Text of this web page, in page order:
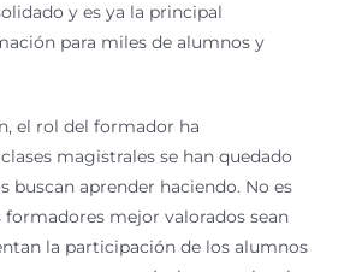
y es ya la principal
para miles de alumnos y
el rol del formador ha
magistrales se han quedado
buscan aprender haciendo. No es
formadores mejor valorados sean
la participación de los alumnos